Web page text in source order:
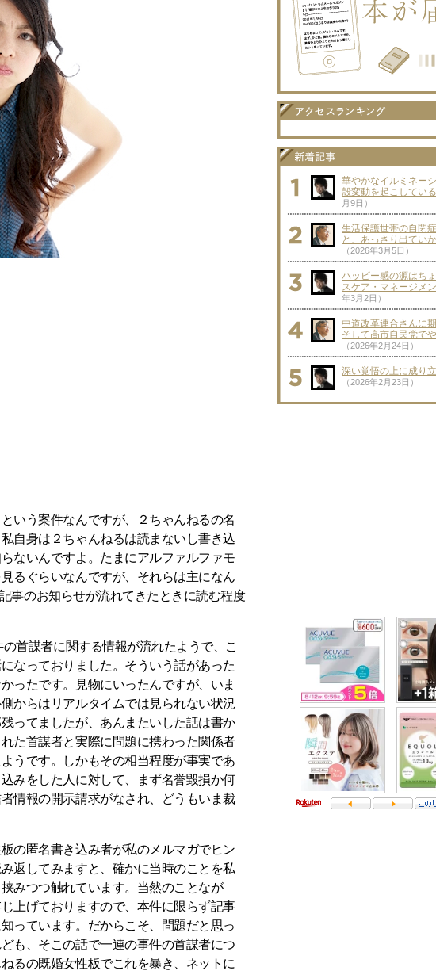
いう案件なんですが、２ちゃんねるの名
自身は２ちゃんねるは読まないし書き込
ないんですよ。たまにアルファルファモ
るぐらいなんですが、それらは主になん
事のお知らせが流れてきたときに読む程度
首謀者に関する情報が流れたようで、こ
なっておりました。そういう話があった
ったです。見物にいったんですが、いま
からはリアルタイムでは見られない状況
ってましたが、あんまたいした話は書か
た首謀者と実際に問題に携わった関係者
うです。しかもその相当程度が事実であ
みをした人に対して、まず名誉毀損か何
情報の開示請求がなされ、どうもいま裁
の匿名書き込み者が私のメルマガでヒン
返してみますと、確かに当時のことを私
みつつ触れています。当然のことなが
上げておりますので、本件に限らず記事
っています。だからこそ、問題だと思っ
も、そこの話で一連の事件の首謀者につ
るの既婚女性板でこれを暴き、ネットに
華やかなイルミネー
殻変動を起こしてい
月9日）
生活保護世帯の自閉
と、あっさり出てい
（2026年3月5日）
ハッピー感の源はち
スケア・マネージメ
年3月2日）
中道改革連合さんに
そして高市自民党で
（2026年2月24日）
深い覚悟の上に成り
（2026年2月23日）